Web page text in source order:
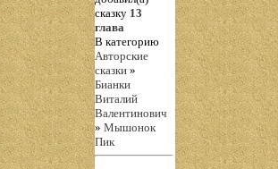
сказку 13
глава
В категорию
Авторские
сказки »
Бианки
Виталий
Валентинович
» Мышонок
Пик